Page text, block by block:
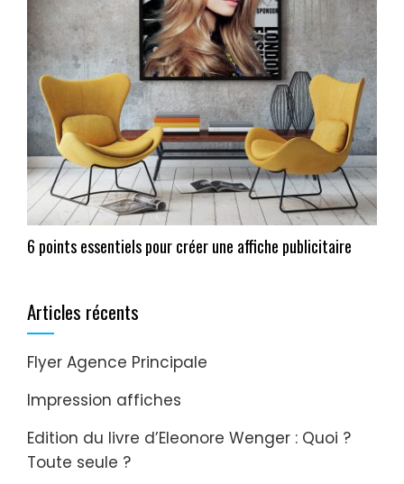
6 points essentiels pour créer une affiche publicitaire
Articles récents
Flyer Agence Principale
Impression affiches
Edition du livre d’Eleonore Wenger : Quoi ?
Toute seule ?